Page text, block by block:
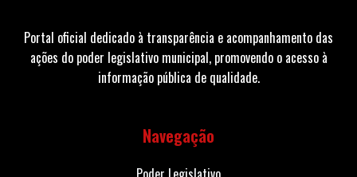
Portal oficial dedicado à transparência e acompanhamento das
ações do poder legislativo municipal, promovendo o acesso à
informação pública de qualidade.
Navegação